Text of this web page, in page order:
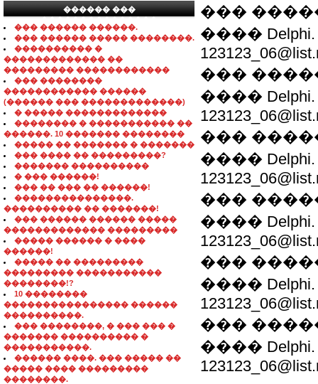
������ ���
���������������
��� ������ ������.
��� ������ ����� ��������.
���������� �
������������� ��
��������� ������������
��� ��������
������������ ������
(������ ��� �������������)
� ����� �������������
�������� � ����������� ��
������. 10 ������� ��������
����� �� ������� � �������
��� ���� �� ���������?
������� ����������
� ��� ������!
��� �� ��� �� ������!
���������������.
���������� �� �������!
��� ������ ������ �����
������������� ���������
����� ������ � ����
������!
����� �� ���������
��������� �����������
��������!?
10 ��������
���������������� ������
����������.
��� ��������, � ��� ��� �
������� ���������� �
�����������.
������ ����. ��� ����� ��
����� ���� ���������
��������.
���
����
���
����
���
����
���
����
���
����
���
����